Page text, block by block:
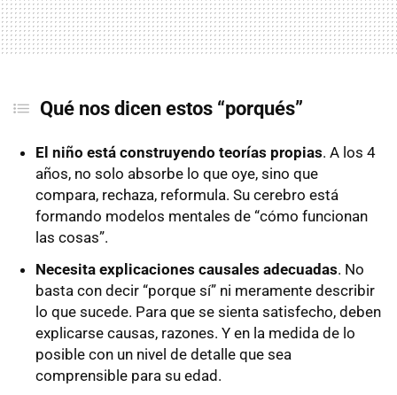
Qué nos dicen estos “porqués”
El niño está construyendo teorías propias. A los 4
años, no solo absorbe lo que oye, sino que
compara, rechaza, reformula. Su cerebro está
formando modelos mentales de “cómo funcionan
las cosas”.
Necesita explicaciones causales adecuadas. No
basta con decir “porque sí” ni meramente describir
lo que sucede. Para que se sienta satisfecho, deben
explicarse causas, razones. Y en la medida de lo
posible con un nivel de detalle que sea
comprensible para su edad.